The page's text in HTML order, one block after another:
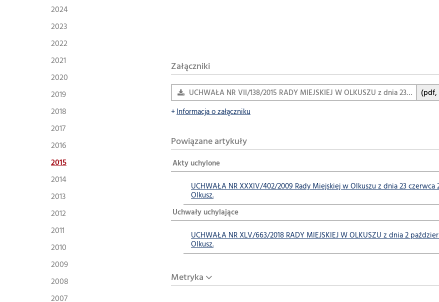
2024
2023
2022
2021
2020
2019
2018
2017
2016
2015
2014
2013
2012
2011
2010
2009
2008
2007
Załączniki
UCHWAŁA NR VII/138/2015 RADY MIEJSKIEJ W OLKUSZU z dnia 23…
(pdf,
Informacja o załączniku
Powiązane artykuły
Akty uchylone
UCHWAŁA NR XXXIV/402/2009 Rady Miejskiej w Olkuszu z dnia 23
Olkusz.
Uchwały uchylające
UCHWAŁA NR XLV/663/2018 RADY MIEJSKIEJ W OLKUSZU z dnia 2
Olkusz.
Metryka